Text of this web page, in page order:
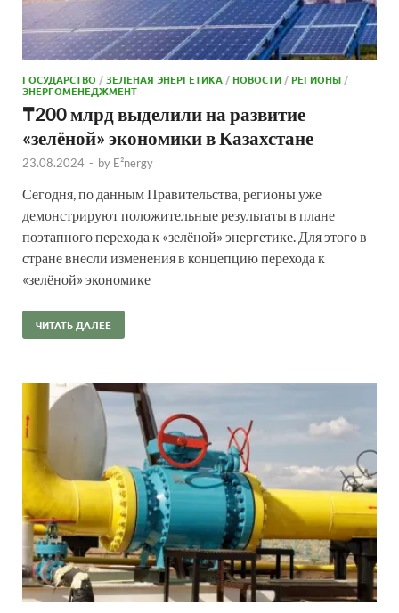
ГОСУДАРСТВО /ЗЕЛЕНАЯ ЭНЕРГЕТИКА /НОВОСТИ /РЕГИОНЫ /
ЭНЕРГОМЕНЕДЖМЕНТ
₸200 млрд выделили на развитие
«зелёной» экономики в Казахстане
23.08.2024 - by E²nergy
Сегодня, по данным Правительства, регионы уже
демонстрируют положительные результаты в плане
поэтапного перехода к «зелёной» энергетике. Для этого в
стране внесли изменения в концепцию перехода к
«зелёной» экономике
ЧИТАТЬ ДАЛЕЕ